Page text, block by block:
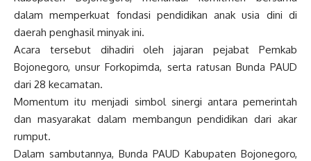
dalam memperkuat fondasi pendidikan anak usia dini di
daerah penghasil minyak ini.
Acara tersebut dihadiri oleh jajaran pejabat Pemkab
Bojonegoro, unsur Forkopimda, serta ratusan Bunda PAUD
dari 28 kecamatan.
Momentum itu menjadi simbol sinergi antara pemerintah
dan masyarakat dalam membangun pendidikan dari akar
rumput.
Dalam sambutannya, Bunda PAUD Kabupaten Bojonegoro,